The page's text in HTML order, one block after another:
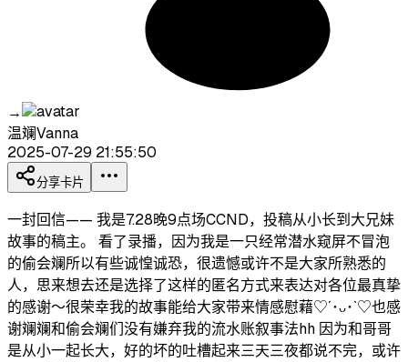
→
温斓Vanna
2025-07-29 21:55:50
分享卡片
一封回信—— 我是7.28晚9点场CCND，投稿从小长到大兄妹
故事的稿主。 看了录播，因为我是一只经常潜水窥屏不冒泡
的偷会斓所以有些诚惶诚恐，很遗憾或许不是大家所熟悉的
人，思来想去还是选择了这样的匿名方式来表达对各位最真挚
的感谢～很荣幸我的故事能给大家带来情感慰藉♡´･ᴗ･`♡也感
谢斓斓和偷会斓们没有嫌弃我的流水账叙事法hh 因为和哥哥
是从小一起长大，好的坏的吐槽起来三天三夜都说不完，或许